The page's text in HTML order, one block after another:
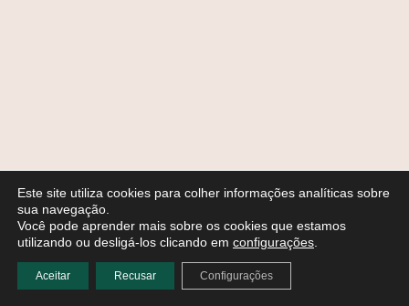
Este site utiliza cookies para colher informações analíticas sobre
sua navegação.
Você pode aprender mais sobre os cookies que estamos
utilizando ou desligá-los clicando em configurações
Aceitar Recusar Configurações